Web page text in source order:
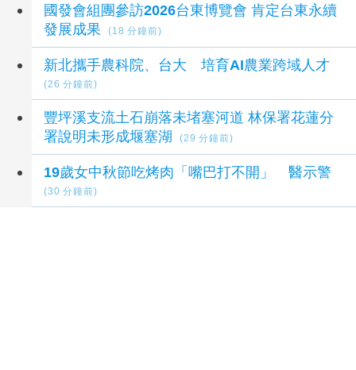
國發會組團參訪2026台東博覽會 肯定台東永續
發展成果
(18 分鐘前)
新北攜手農科院、台大 培育AI農業跨域人才
(26 分鐘前)
豐坪溪支流土石崩落未堵塞河道 林保署花蓮分
署說明未形成堰塞湖
(29 分鐘前)
19歲女中秋節吃烤肉「嘴巴打不開」 醫示警
(30 分鐘前)